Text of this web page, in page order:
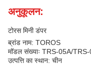
अनुकूलन:
टोरस मिनी डंपर
ब्रांड नाम: TOROS
मॉडल संख्याः TRS-05A/
उत्पत्ति का स्थान: चीन